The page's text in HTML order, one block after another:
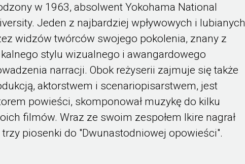
w 1963, absolwent Yokohama National
Jeden z najbardziej wpływowych i lubianych
widzów twórców swojego pokolenia, znany z
stylu wizualnego i awangardowego
narracji. Obok reżyserii zajmuje się także
aktorstwem i scenariopisarstwem, jest
powieści, skomponował muzykę do kilku
filmów. Wraz ze swoim zespołem Ikire nagrał
trzy piosenki do "Dwunastodniowej opowieści".